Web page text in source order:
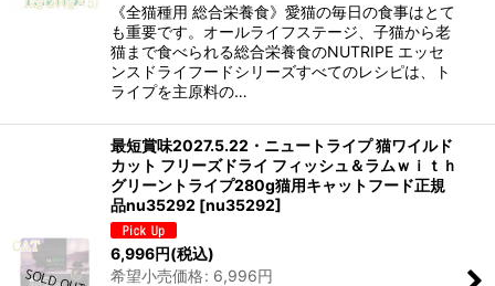
《全猫種用 総合栄養食》愛猫の毎日の食事はとて
も重要です。オールライフステージ、子猫から老
猫まで食べられる総合栄養食のNUTRIPE エッセ
ンスドライフードシリーズすべてのレシピは、ト
ライプを主原料の…
最短賞味2027.5.22・ニュートライプ 猫ワイルド
カット フリーズドライ フィッシュ＆ラムｗｉｔｈ
グリーントライプ280g猫用キャットフード正規
品nu35292 [nu35292]
6,996円(税込)
希望小売価格: 6,996円